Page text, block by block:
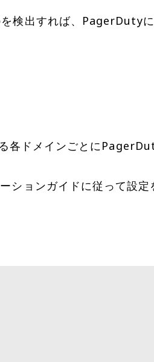
検出すれば、PagerDuty
各ドメインごとに
ションガイドに従って設定